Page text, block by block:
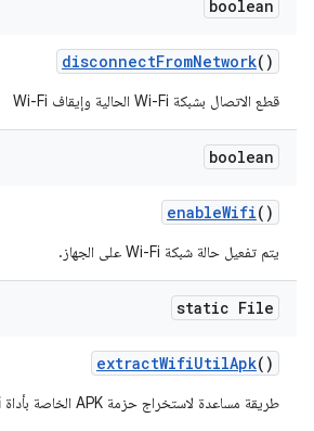
boolean
disconnectFromNetwork()
قطع الاتصال بشبكة Wi-Fi الحالية وإيقاف Wi-Fi
boolean
enableWifi()
يتم تفعيل حالة شبكة Wi-Fi على الجهاز.
static File
extractWifiUtilApk()
طريقة مساعدة لاستخراج حزمة APK الخاصة بأداة Wifi من مسار الفئة